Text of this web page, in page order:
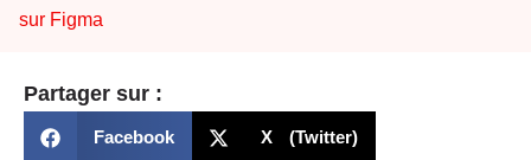
sur Figma
Partager sur :
Facebook X (Twitter)